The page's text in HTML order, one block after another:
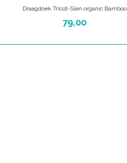
Draagdoek Tricot-Slen organic Bamboo
Smokey Grey
560 cm.
79,00